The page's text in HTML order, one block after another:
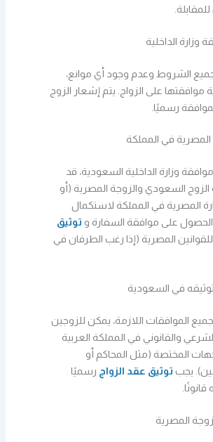
الشروط وعدم وجود أي موانع،
موافقتها على الزواج. يتم إشعار الزوج
رسميًا.
وزارة الداخلية السعودية، قد
الزوج السعودي والزوجة المصرية (أو
المصرية في المملكة لاستكمال
على موافقة السفارة و توثيق
المصرية (إذا رغب الطرفان في
الموافقات اللازمة، يمكن للزوجين
والقانوني في المملكة العربية
المختصة (مثل المحاكم أو
يجب توثيق عقد الزواج رسميًا